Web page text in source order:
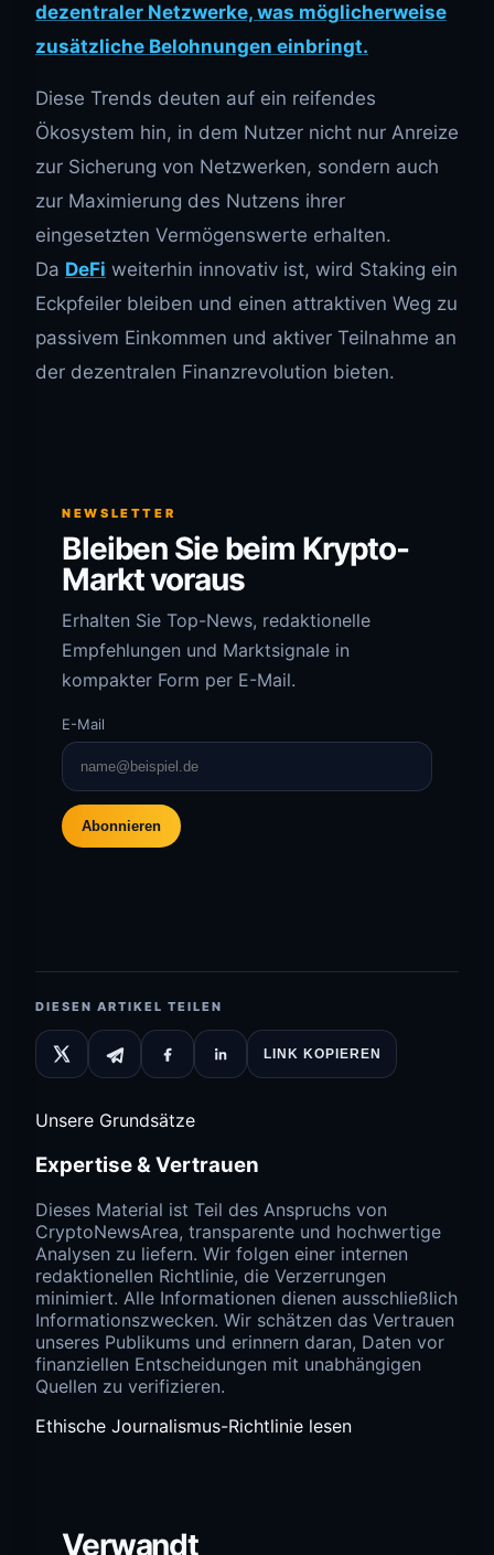
dezentraler Netzwerke, was möglicherweise
zusätzliche Belohnungen einbringt.
Diese Trends deuten auf ein reifendes
Ökosystem hin, in dem Nutzer nicht nur Anreize
zur Sicherung von Netzwerken, sondern auch
zur Maximierung des Nutzens ihrer
eingesetzten Vermögenswerte erhalten.
Da DeFi weiterhin innovativ ist, wird Staking ein
Eckpfeiler bleiben und einen attraktiven Weg zu
passivem Einkommen und aktiver Teilnahme an
der dezentralen Finanzrevolution bieten.
NEWSLETTER
Bleiben Sie beim Krypto-
Markt voraus
Erhalten Sie Top-News, redaktionelle
Empfehlungen und Marktsignale in
kompakter Form per E-Mail.
E-Mail
Abonnieren
DIESEN ARTIKEL TEILEN
LINK KOPIEREN
Unsere Grundsätze
Expertise & Vertrauen
Dieses Material ist Teil des Anspruchs von
CryptoNewsArea, transparente und hochwertige
Analysen zu liefern. Wir folgen einer internen
redaktionellen Richtlinie, die Verzerrungen
minimiert. Alle Informationen dienen ausschließlich
Informationszwecken. Wir schätzen das Vertrauen
unseres Publikums und erinnern daran, Daten vor
finanziellen Entscheidungen mit unabhängigen
Quellen zu verifizieren.
Ethische Journalismus-Richtlinie lesen
Verwandt